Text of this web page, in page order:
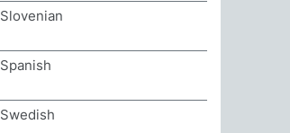
Slovenian
Spanish
Swedish